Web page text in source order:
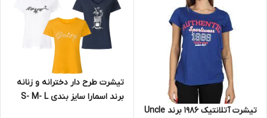
تیشرت آتلانتیک 1986 برند Uncle
تیشرت طرح دار دخترانه و زنانه
برند اسمارا سایز بندی S- M- L